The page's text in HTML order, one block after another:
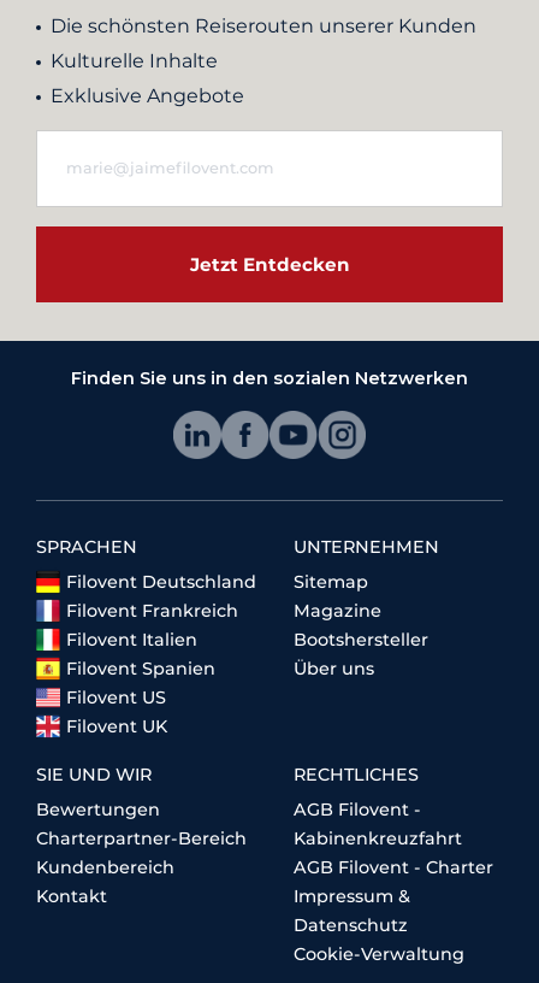
Die schönsten Reiserouten unserer Kunden
Kulturelle Inhalte
Exklusive Angebote
Jetzt Entdecken
Finden Sie uns in den sozialen Netzwerken
SPRACHEN
Filovent Deutschland
Filovent Frankreich
Filovent Italien
Filovent Spanien
Filovent US
Filovent UK
UNTERNEHMEN
Sitemap
Magazine
Bootshersteller
Über uns
SIE UND WIR
Bewertungen
Charterpartner-Bereich
Kundenbereich
Kontakt
RECHTLICHES
AGB Filovent -
Kabinenkreuzfahrt
AGB Filovent - Charter
Impressum &
Datenschutz
Cookie-Verwaltung